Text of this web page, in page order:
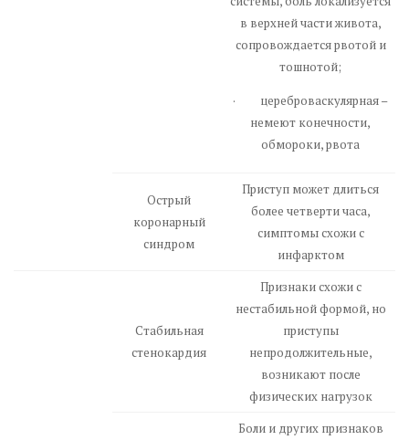
в верхней части живота,
сопровождается рвотой и
тошнотой;
· цереброваскулярная –
немеют конечности,
обмороки, рвота
Острый
коронарный
синдром
Приступ может длиться
более четверти часа,
симптомы схожи с
инфарктом
Стабильная
стенокардия
Признаки схожи с
нестабильной формой, но
приступы
непродолжительные,
возникают после
физических нагрузок
Боли и других признаков